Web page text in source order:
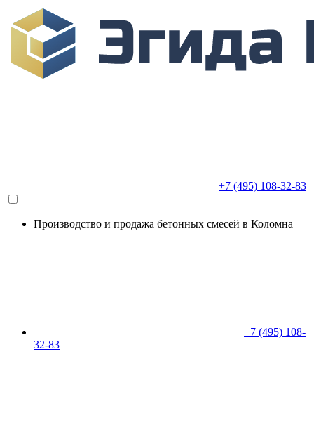
+7 (495) 108-32-83
Производство и продажа бетонных смесей в Коломна
+7 (495) 108-
32-83